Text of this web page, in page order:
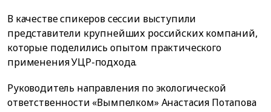
В качестве спикеров сессии выступили
представители крупнейших российских компаний,
которые поделились опытом практического
применения УЦР-подхода.
Руководитель направления по экологической
ответственности «Вымпелком» Анастасия Потапова